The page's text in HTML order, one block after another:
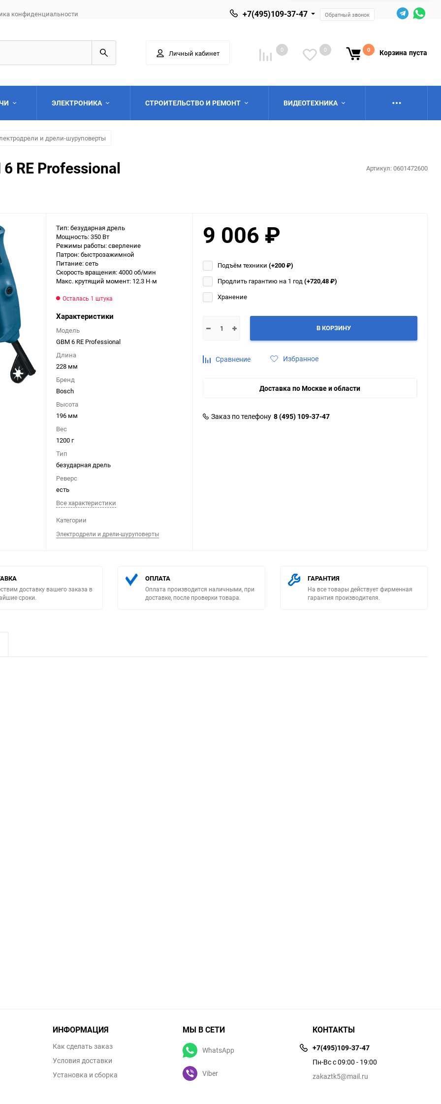
конфиденциальности +7(495)109-37-47 Обратный звонок
Личный кабинет 0 0 0 Корзина пуста
Выберите категорию
Выберите категорию
ЭЛЕКТРОНИКА СТРОИТЕЛЬСТВО И РЕМОНТ
Выберите категорию
ВИДЕОТЕХНИКА
и дрели-шуруповерты
RE Professional Артикул:0601472600
Тип: безударная дрель
Мощность: 350 Вт
Режимы работы: сверление
Патрон: быстрозажимной
Питание: сеть
Скорость вращения: 4000 об/мин
Макс. крутящий момент: 12.3 Н·м
Осталась 1 штука
Характеристики
Модель
GBM 6 RE Professional
Длина
228 мм
Бренд
Bosch
Высота
196 мм
Вес
1200 г
Тип
безударная дрель
Реверс
есть
Все характеристики
Категории
Электродрели и дрели-шуруповерты
9 006 ₽
Подъём техники (+200₽)
Продлить гарантию на 1 год(+720,48₽)
Хранение
В КОРЗИНУ
Сравнение Избранное
Доставка по Москве и области
Заказ по телефону 8 (495) 109-37-47
доставку вашего заказа в
сроки.
ОПЛАТА
Оплата производится наличными, при
доставке, после проверки товара.
ГАРАНТИЯ
На все товары действует фирменная
гарантия производителя.
ИНФОРМАЦИЯ
Как сделать заказ
Условия доставки
Установка и сборка
МЫ В СЕТИ
WhatsApp
Viber
КОНТАКТЫ
+7(495)109-37-47
Пн-Вс с 09:00 - 19:00
zakaztk5@mail.ru